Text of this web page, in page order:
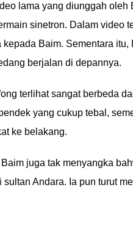
lama yang diunggah oleh
sinetron. Dalam video
Baim. Sementara
berjalan di depannya.
terlihat sangat berbeda
yang cukup tebal,
ke belakang.
juga tak menyangka
Andara. Ia pun turut